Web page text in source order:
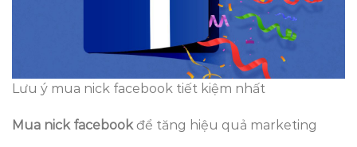
Lưu ý mua nick facebook tiết kiệm nhất
Mua nick facebook để tăng hiệu quả marketing